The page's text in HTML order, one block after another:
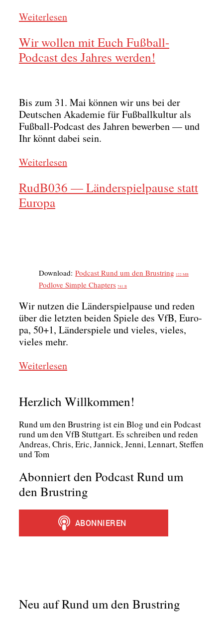
Wei­ter­le­sen
Wir wollen mit Euch Fußball-
Podcast des Jahres werden!
Bis zum 31. Mai kön­nen wir uns bei der
Deut­schen Aka­de­mie für Fuß­ball­kul­tur als
Fuß­ball-Pod­cast des Jah­ren bewer­ben — und
Ihr könnt dabei sein.
Wei­ter­le­sen
RudB036 — Länderspielpause statt
Europa
Down­load: Pod­cast Rund um den Brust­ring 122 MB
Pod­l­ove Simp­le Chap­ters 741 B
Wir nut­zen die Län­der­spiel­pau­se und reden
über die letz­ten bei­den Spie­le des VfB, Euro­
pa, 50+1, Län­der­spie­le und vie­les, vie­les,
vie­les mehr.
Wei­ter­le­sen
Herzlich Willkommen!
Rund um den Brust­ring ist ein Blog und ein Pod­cast
rund um den VfB Stutt­gart. Es schrei­ben und reden
Andre­as, Chris, Eric, Jan­nick, Jen­ni, Lenn­art, Stef­fen
und Tom
Abonniert den Podcast Rund um
den Brustring
Neu auf Rund um den Brustring